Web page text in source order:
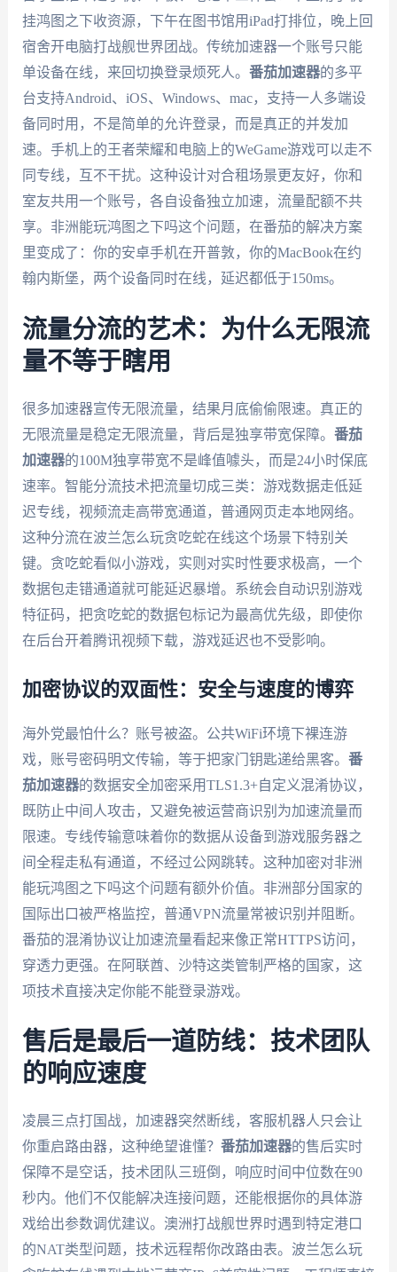
挂鸿图之下收资源，下午在图书馆用iPad打排位，晚上回
宿舍开电脑打战舰世界团战。传统加速器一个账号只能
单设备在线，来回切换登录烦死人。 番茄加速器的多平
台支持Android、iOS、Windows、mac，支持一人多端设
备同时用，不是简单的允许登录，而是真正的并发加
速。手机上的王者荣耀和电脑上的WeGame游戏可以走不
同专线，互不干扰。这种设计对合租场景更友好，你和
室友共用一个账号，各自设备独立加速，流量配额不共
享。非洲能玩鸿图之下吗这个问题，在番茄的解决方案
里变成了：你的安卓手机在开普敦，你的MacBook在约
翰内斯堡，两个设备同时在线，延迟都低于150ms。
流量分流的艺术：为什么无限流
量不等于瞎用
很多加速器宣传无限流量，结果月底偷偷限速。真正的
无限流量是稳定无限流量，背后是独享带宽保障。 番茄
加速器的100M独享带宽不是峰值噱头，而是24小时保底
速率。智能分流技术把流量切成三类：游戏数据走低延
迟专线，视频流走高带宽通道，普通网页走本地网络。
这种分流在波兰怎么玩贪吃蛇在线这个场景下特别关
键。贪吃蛇看似小游戏，实则对实时性要求极高，一个
数据包走错通道就可能延迟暴增。系统会自动识别游戏
特征码，把贪吃蛇的数据包标记为最高优先级，即使你
在后台开着腾讯视频下载，游戏延迟也不受影响。
加密协议的双面性：安全与速度的博弈
海外党最怕什么？账号被盗。公共WiFi环境下裸连游
戏，账号密码明文传输，等于把家门钥匙递给黑客。 番
茄加速器的数据安全加密采用TLS1.3+自定义混淆协议，
既防止中间人攻击，又避免被运营商识别为加速流量而
限速。专线传输意味着你的数据从设备到游戏服务器之
间全程走私有通道，不经过公网跳转。这种加密对非洲
能玩鸿图之下吗这个问题有额外价值。非洲部分国家的
国际出口被严格监控，普通VPN流量常被识别并阻断。
番茄的混淆协议让加速流量看起来像正常HTTPS访问，
穿透力更强。在阿联酋、沙特这类管制严格的国家，这
项技术直接决定你能不能登录游戏。
售后是最后一道防线：技术团队
的响应速度
凌晨三点打国战，加速器突然断线，客服机器人只会让
你重启路由器，这种绝望谁懂？ 番茄加速器的售后实时
保障不是空话，技术团队三班倒，响应时间中位数在90
秒内。他们不仅能解决连接问题，还能根据你的具体游
戏给出参数调优建议。澳洲打战舰世界时遇到特定港口
的NAT类型问题，技术远程帮你改路由表。波兰怎么玩